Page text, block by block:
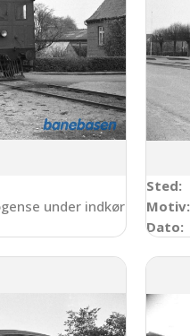
under indkørsel
Sted:
Motiv:
Dato: